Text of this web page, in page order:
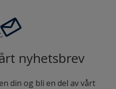
nyhetsbrev
din og bli en del av vårt